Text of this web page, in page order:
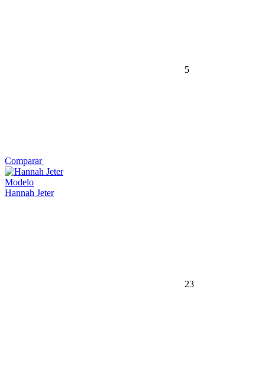
5
Comparar
Modelo
Hannah Jeter
23